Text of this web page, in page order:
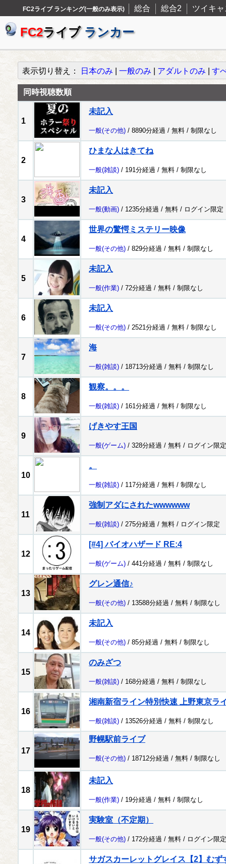
FC2ライブ ランキング(一般のみ表示) 総合 総合2 ツイキャ
FC2ライブ ランカー
表示切り替え： 日本のみ 一般のみ アダルトのみ す
同時視聴数順
1
未記入
一般(その他) / 8890分経過 / 無料 / 制限なし
2
ひまな人はきてね
一般(雑談) / 191分経過 / 無料 / 制限なし
3
未記入
一般(動画) / 1235分経過 / 無料 / ログイン限定
4
世界の驚愕ミステリー映像
一般(その他) / 829分経過 / 無料 / 制限なし
5
未記入
一般(作業) / 72分経過 / 無料 / 制限なし
6
未記入
一般(その他) / 2521分経過 / 無料 / 制限なし
7
海
一般(雑談) / 18713分経過 / 無料 / 制限なし
8
観察。。。
一般(雑談) / 161分経過 / 無料 / 制限なし
9
げきやす王国
一般(ゲーム) / 328分経過 / 無料 / ログイン限定
10
。
一般(雑談) / 117分経過 / 無料 / 制限なし
11
強制アダにされたwwwwww
一般(雑談) / 275分経過 / 無料 / ログイン限定
12
[#4] バイオハザード RE:4
一般(ゲーム) / 441分経過 / 無料 / 制限なし
13
グレン通信♪
一般(その他) / 13588分経過 / 無料 / 制限なし
14
未記入
一般(その他) / 85分経過 / 無料 / 制限なし
15
のみざつ
一般(雑談) / 168分経過 / 無料 / 制限なし
16
湘南新宿ライン特別快速 上野東京ラ
一般(雑談) / 13526分経過 / 無料 / 制限なし
17
野幌駅前ライブ
一般(その他) / 18712分経過 / 無料 / 制限なし
18
未記入
一般(作業) / 19分経過 / 無料 / 制限なし
19
実験室（不定期）
一般(その他) / 172分経過 / 無料 / ログイン限定
サガスカーレットグレイス【2】むず